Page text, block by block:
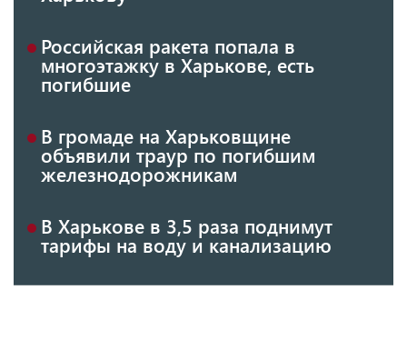
Российская ракета попала в
многоэтажку в Харькове, есть
погибшие
В громаде на Харьковщине
объявили траур по погибшим
железнодорожникам
В Харькове в 3,5 раза поднимут
тарифы на воду и канализацию